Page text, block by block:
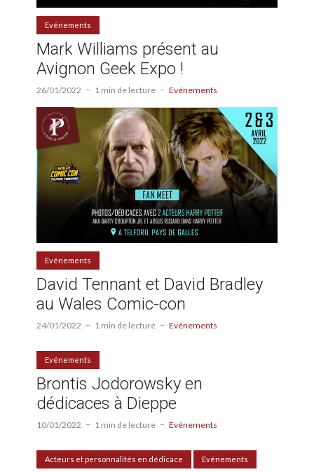
Evénements
Mark Williams présent au
Avignon Geek Expo !
26/01/2022 1 min de lecture Evénements
Evénements
David Tennant et David Bradley
au Wales Comic-con
24/01/2022 1 min de lecture Evénements
Evénements
Brontis Jodorowsky en
dédicaces à Dieppe
10/01/2022 1 min de lecture Evénements
Acteurs et personnalités en dédicace Evénements